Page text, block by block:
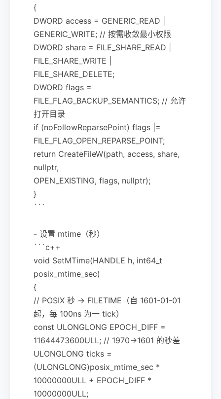
{
DWORD access = GENERIC_READ |
GENERIC_WRITE; // 按需收敛最小权限
DWORD share = FILE_SHARE_READ |
FILE_SHARE_WRITE |
FILE_SHARE_DELETE;
DWORD flags =
FILE_FLAG_BACKUP_SEMANTICS; // 允许
打开目录
if (noFollowReparsePoint) flags |=
FILE_FLAG_OPEN_REPARSE_POINT;
return CreateFileW(path, access, share,
nullptr,
OPEN_EXISTING, flags, nullptr);
}
```
- 设置 mtime（秒）
```c++
void SetMTime(HANDLE h, int64_t
posix_mtime_sec)
{
// POSIX 秒 -> FILETIME（自 1601-01-01
起，每 100ns 为一 tick）
const ULONGLONG EPOCH_DIFF =
11644473600ULL; // 1970->1601 的秒差
ULONGLONG ticks =
(ULONGLONG)posix_mtime_sec *
10000000ULL + EPOCH_DIFF *
10000000ULL;